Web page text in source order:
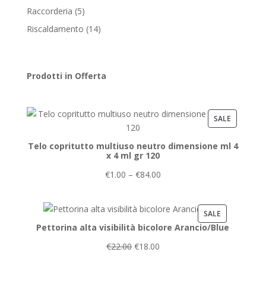
Raccorderia 55
products
Riscaldamento 1414
Prodotti in Offerta
SALE
SALE
Telo copritutto multiuso neutro dimensione ml 4
x 4 ml gr 120
€1.00 – €84.00
SALE
ON
Pettorina alta visibilità bicolore Arancio/Blue
€22.00 €18.00